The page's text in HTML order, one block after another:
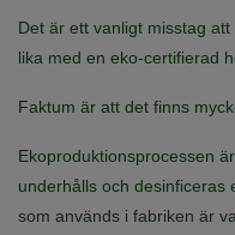
Det är ett vanligt misstag
lika med en eko-certifierad
Faktum är att det finns
Ekoproduktionsprocessen
underhålls och desinficeras
som används i fabriken är